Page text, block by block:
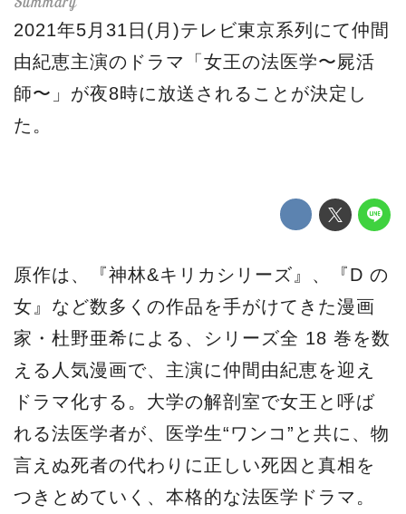
2021年5月31日(月)テレビ東京系列にて仲間
由紀恵主演のドラマ「女王の法医学〜屍活
師〜」が夜8時に放送されることが決定し
た。
原作は、『神林&キリカシリーズ』、『D の
女』など数多くの作品を手がけてきた漫画
家・杜野亜希による、シリーズ全 18 巻を数
える人気漫画で、主演に仲間由紀恵を迎え
ドラマ化する。大学の解剖室で女王と呼ば
れる法医学者が、医学生“ワンコ”と共に、物
言えぬ死者の代わりに正しい死因と真相を
つきとめていく、本格的な法医学ドラマ。